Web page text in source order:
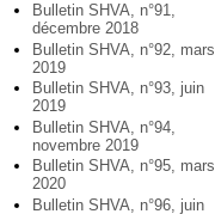
Bulletin SHVA, n°91,
décembre 2018
Bulletin SHVA, n°92, mars
2019
Bulletin SHVA, n°93, juin
2019
Bulletin SHVA, n°94,
novembre 2019
Bulletin SHVA, n°95, mars
2020
Bulletin SHVA, n°96, juin